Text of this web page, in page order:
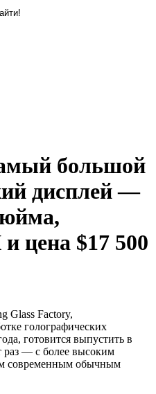
большой
дисплей —
цена $17 500
Glass Factory,
голографических
готовится выпустить в
раз — с более высоким
современным обычным